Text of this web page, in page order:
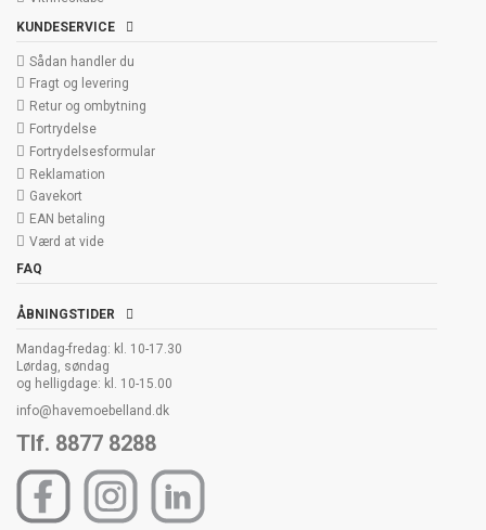
KUNDESERVICE
Sådan handler du
Fragt og levering
Retur og ombytning
Fortrydelse
Fortrydelsesformular
Reklamation
Gavekort
EAN betaling
Værd at vide
FAQ
ÅBNINGSTIDER
Mandag-fredag: kl. 10-17.30
Lørdag, søndag
og helligdage: kl. 10-15.00
info@havemoebelland.dk
Tlf. 8877 8288